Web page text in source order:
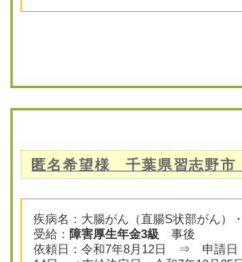
匿名希望様 千葉県習志野
疾病名：大腸がん（直腸S状部がん）
受給： 障害厚生年金3級 事後
依頼日：令和7年8月12日 ⇒ 申請日